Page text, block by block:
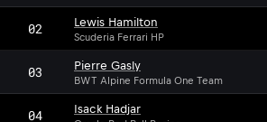
02 Lewis Hamilton
Scuderia Ferrari HP
03 Pierre Gasly
BWT Alpine Formula One Team
04 Isack Hadjar